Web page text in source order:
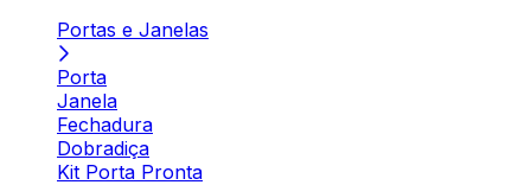
Portas e Janelas
Porta
Janela
Fechadura
Dobradiça
Kit Porta Pronta